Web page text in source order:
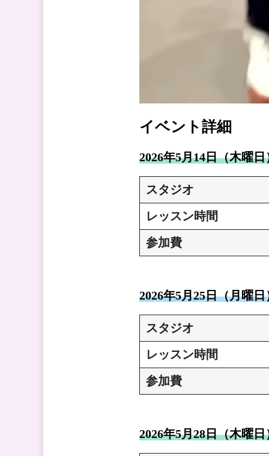
イベント詳細
2026年5月14日（木曜
スタジオ
レッスン時間
参加費
2026年5月25日（月曜
スタジオ
レッスン時間
参加費
2026年5月28日（木曜